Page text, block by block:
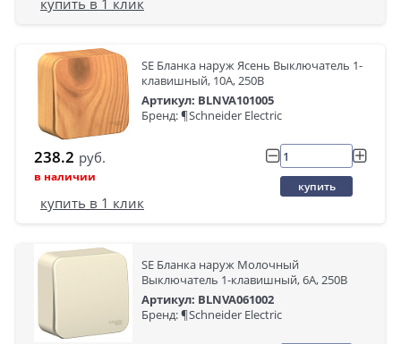
купить в 1 клик
SE Бланка наруж Ясень Выключатель 1-
клавишный, 10А, 250B
Артикул: BLNVA101005
Бренд: ¶Schneider Electric
238.2 руб.
в наличии
купить
купить в 1 клик
SE Бланка наруж Молочный
Выключатель 1-клавишный, 6А, 250В
Артикул: BLNVA061002
Бренд: ¶Schneider Electric